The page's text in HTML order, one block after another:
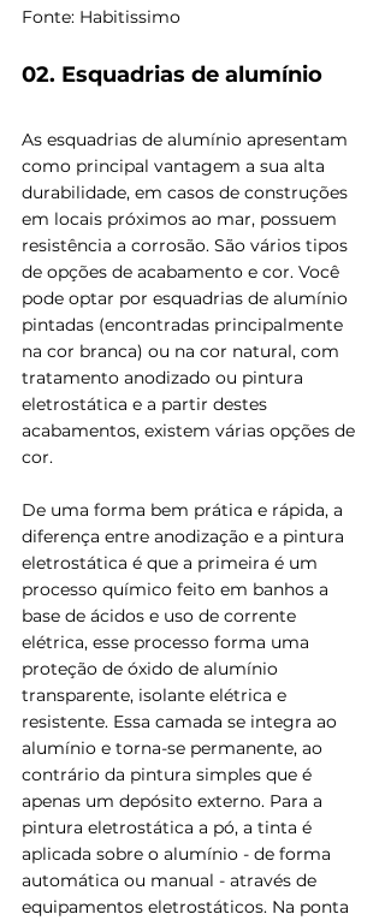
Fonte: Habitissimo
02. Esquadrias de alumínio
As esquadrias de alumínio apresentam
como principal vantagem a sua alta
durabilidade, em casos de construções
em locais próximos ao mar, possuem
resistência a corrosão. São vários tipos
de opções de acabamento e cor. Você
pode optar por esquadrias de alumínio
pintadas (encontradas principalmente
na cor branca) ou na cor natural, com
tratamento anodizado ou pintura
eletrostática e a partir destes
acabamentos, existem várias opções de
cor.
De uma forma bem prática e rápida, a
diferença entre anodização e a pintura
eletrostática é que a primeira é um
processo químico feito em banhos a
base de ácidos e uso de corrente
elétrica, esse processo forma uma
proteção de óxido de alumínio
transparente, isolante elétrica e
resistente. Essa camada se integra ao
alumínio e torna-se permanente, ao
contrário da pintura simples que é
apenas um depósito externo. Para a
pintura eletrostática a pó, a tinta é
aplicada sobre o alumínio - de forma
automática ou manual - através de
equipamentos eletrostáticos. Na ponta